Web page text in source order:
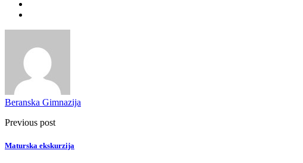
Beranska Gimnazija
Previous post
Maturska ekskurzija